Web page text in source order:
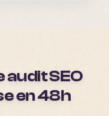
SEO
en 48h